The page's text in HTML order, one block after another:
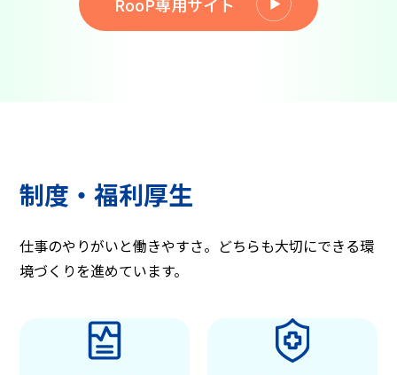
制度・福利厚生
仕事のやりがいと働きやすさ。どちらも大切にできる環
境づくりを進めています。